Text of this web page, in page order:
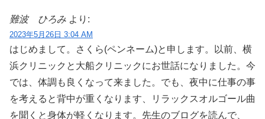
難波 ひろみ より:
2023年5月26日 3:04 AM
はじめまして。さくら(ペンネーム)と申します。以前、横
浜クリニックと大船クリニックにお世話になりました。今
では、体調も良くなって来ました。でも、夜中に仕事の事
を考えると背中が重くなります、リラックスオルゴール曲
を聞くと身体が軽くなります。先生のブログを読んで、